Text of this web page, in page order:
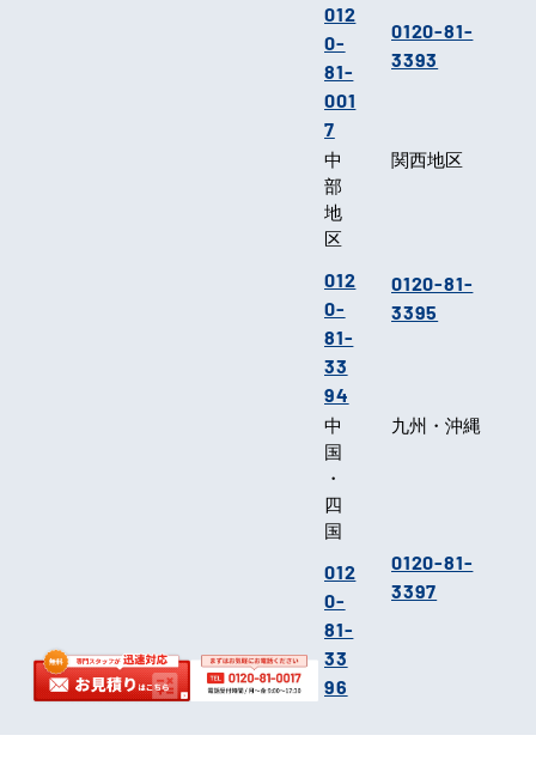
012
0-
81-
001
7
0120-81-
3393
中
部
地
区
012
0-
81-
33
94
関西地区
0120-81-
3395
中
国
・
四
国
012
0-
81-
33
96
九州・沖縄
0120-81-
3397